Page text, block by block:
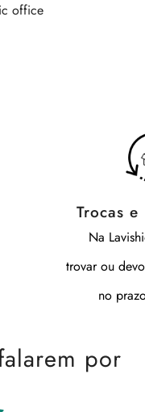
office
Trocas
Na
trovar ou
no
por